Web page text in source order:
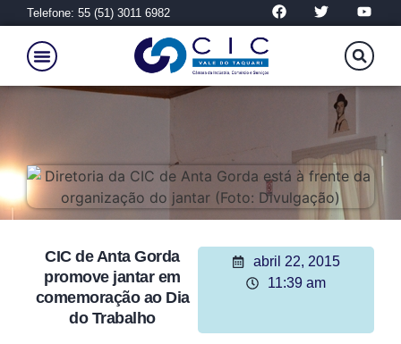
Telefone: 55 (51) 3011 6982
CIC de Anta Gorda
promove jantar em
comemoração ao Dia
do Trabalho
abril 22, 2015
11:39 am